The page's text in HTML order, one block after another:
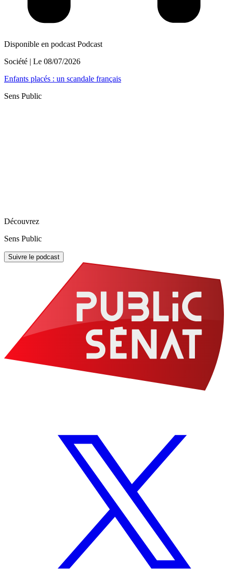
Disponible en podcast Podcast
Société | Le 08/07/2026
Enfants placés : un scandale français
Sens Public
Découvrez
Sens Public
Suivre le podcast